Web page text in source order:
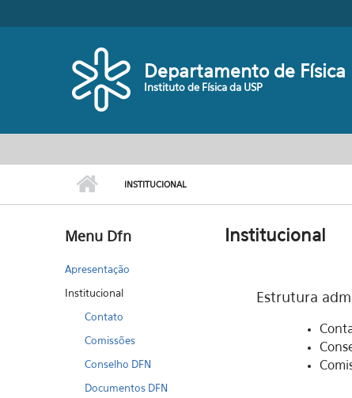
Departamento de Física
Instituto de Física da USP
Menu principal
INSTITUCIONAL
Menu Dfn
Apresentação
Institucional
Contato
Comissões
Conselho DFN
Documentos DFN
Institucional
Estrutura